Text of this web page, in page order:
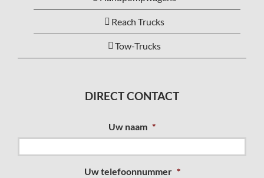
Reach Trucks
Tow-Trucks
DIRECT CONTACT
Uw naam *
Uw telefoonnummer *